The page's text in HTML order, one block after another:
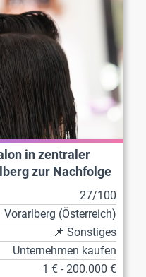
in zentraler
zur Nachfolge
27/100
Vorarl­berg (Österreich)
📌 Sonstiges
Unternehmen kaufen
1 € - 200.000 €